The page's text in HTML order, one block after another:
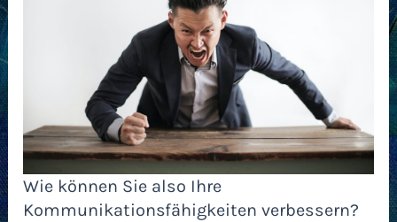
Wie können Sie also Ihre
Kommunikationsfähigkeiten verbessern?